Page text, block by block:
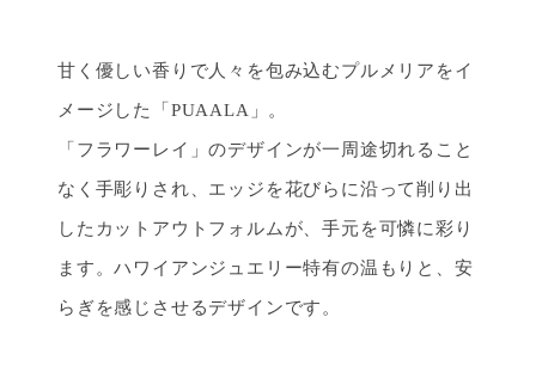
甘く優しい香りで人々を包み込むプルメリアをイ
メージした「PUAALA」。
「フラワーレイ」のデザインが一周途切れること
なく手彫りされ、エッジを花びらに沿って削り出
したカットアウトフォルムが、手元を可憐に彩り
ます。ハワイアンジュエリー特有の温もりと、安
らぎを感じさせるデザインです。